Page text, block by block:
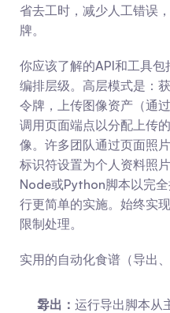
省去工时，减少人工错误
牌。
你应该了解的API和工具
编排层级。高层模式是：
令牌，上传图像资产（通
调用页面端点以分配上传
像。许多团队通过页面照
标识符设置为个人资料照
Node或Python脚本以完
行更简单的实施。始终实
限制处理。
实用的自动化食谱（导出、
导出： 运行导出脚本从